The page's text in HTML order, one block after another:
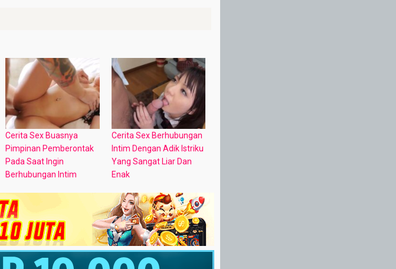
Cerita Sex Buasnya
Pimpinan Pemberontak
Pada Saat Ingin
Berhubungan Intim
Cerita Sex Berhubungan
Intim Dengan Adik Istriku
Yang Sangat Liar Dan
Enak